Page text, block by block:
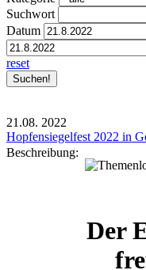
Suchwort
Datum
reset
21.08. 2022
Hopfensiegelfest 2022 in
Beschreibung:
Der